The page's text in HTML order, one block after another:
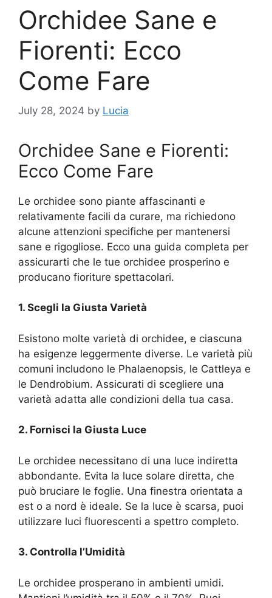
Orchidee Sane e
Fiorenti: Ecco
Come Fare
July 28, 2024 by Lucia
Orchidee Sane e Fiorenti:
Ecco Come Fare
Le orchidee sono piante affascinanti e
relativamente facili da curare, ma richiedono
alcune attenzioni specifiche per mantenersi
sane e rigogliose. Ecco una guida completa per
assicurarti che le tue orchidee prosperino e
producano fioriture spettacolari.
1. Scegli la Giusta Varietà
Esistono molte varietà di orchidee, e ciascuna
ha esigenze leggermente diverse. Le varietà più
comuni includono le Phalaenopsis, le Cattleya e
le Dendrobium. Assicurati di scegliere una
varietà adatta alle condizioni della tua casa.
2. Fornisci la Giusta Luce
Le orchidee necessitano di una luce indiretta
abbondante. Evita la luce solare diretta, che
può bruciare le foglie. Una finestra orientata a
est o a nord è ideale. Se la luce è scarsa, puoi
utilizzare luci fluorescenti a spettro completo.
3. Controlla l’Umidità
Le orchidee prosperano in ambienti umidi.